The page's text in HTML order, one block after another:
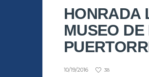
HONRADA
MUSEO
10/19/2016 38